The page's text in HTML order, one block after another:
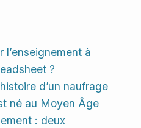
l’enseignement à
?
d’un naufrage
né au Moyen Âge
: deux